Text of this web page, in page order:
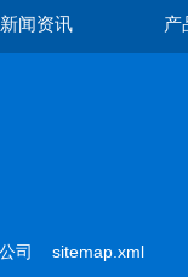
新闻资讯 产
公司 sitemap.xml